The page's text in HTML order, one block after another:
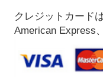
クレジットカード
American Express